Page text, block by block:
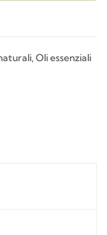
,Oli essenziali